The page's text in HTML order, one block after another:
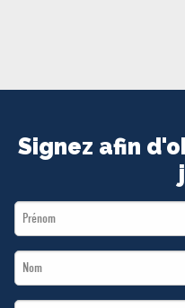
Signez afin
First
Name
Last
Name